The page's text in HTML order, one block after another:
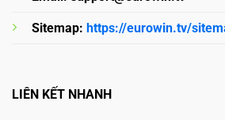
Sitemap: https://eurowin.tv/
LIÊN KẾT NHANH